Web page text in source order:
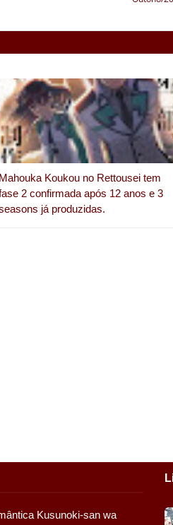
Mahouka Koukou no Rettousei tem
2 confirmada após 12 anos e 3
já produzidas.
Kusunoki-san wa